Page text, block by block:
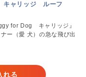
ャリッジ ルーフ
for Dog キャリッジ』
ー（愛 犬）の急な飛び出
れる